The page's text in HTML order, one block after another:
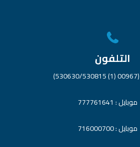
التلفون
موبايل : 777761641
موبايل : 716000700